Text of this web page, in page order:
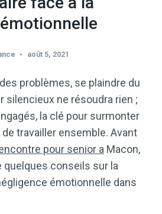
août 5, 2021
problèmes, se plaindre du
silencieux ne résoudra rien ;
la clé pour surmonter
travailler ensemble. Avant
pour senior a Macon,
conseils sur la
émotionnelle dans